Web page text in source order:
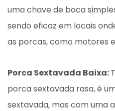
uma chave de boca
sendo eficaz em locais
as porcas, como motores
Porca Sextavada Baixa:
porca sextavada rasa, é
sextavada, mas com uma